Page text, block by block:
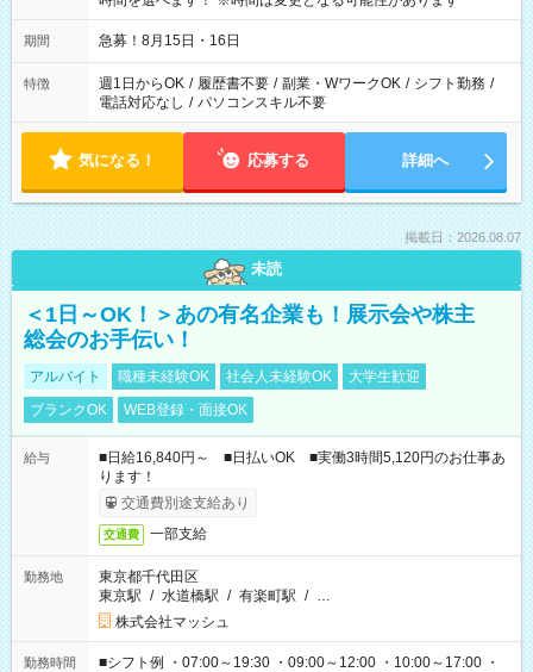
期間 急募！8月15日・16日
特徴 週1日からOK / 履歴書不要 / 副業・WワークOK / シフト勤務 /
電話対応なし / パソコンスキル不要
気になる！ 応募する 詳細へ
掲載日：2026.08.07
未読
＜1日～OK！＞あの有名企業も！展示会や株主
総会のお手伝い！
アルバイト 職種未経験OK 社会人未経験OK
大学生歓迎
ブランクOK
WEB登録・面接OK
給与
■日給16,840円～ ■日払いOK ■実働3時間5,120円のお仕事あ
ります！
交通費別途支給あり
交通費 一部支給
勤務地
東京都千代田区
東京駅 / 水道橋駅 / 有楽町駅 / …
株式会社マッシュ
勤務時間
■シフト例 ・07:00～19:30 ・09:00～12:00 ・10:00～17:00 ・